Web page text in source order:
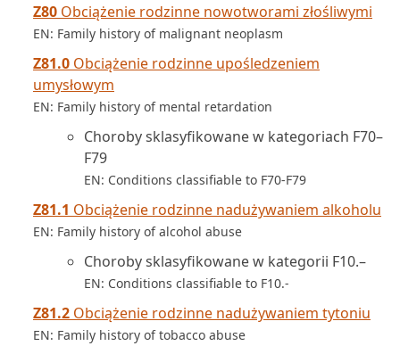
Z80 Obciążenie rodzinne nowotworami złośliwymi
EN: Family history of malignant neoplasm
Z81.0 Obciążenie rodzinne upośledzeniem
umysłowym
EN: Family history of mental retardation
Choroby sklasyfikowane w kategoriach F70–
F79
EN: Conditions classifiable to F70-F79
Z81.1 Obciążenie rodzinne nadużywaniem alkoholu
EN: Family history of alcohol abuse
Choroby sklasyfikowane w kategorii F10.–
EN: Conditions classifiable to F10.-
Z81.2 Obciążenie rodzinne nadużywaniem tytoniu
EN: Family history of tobacco abuse